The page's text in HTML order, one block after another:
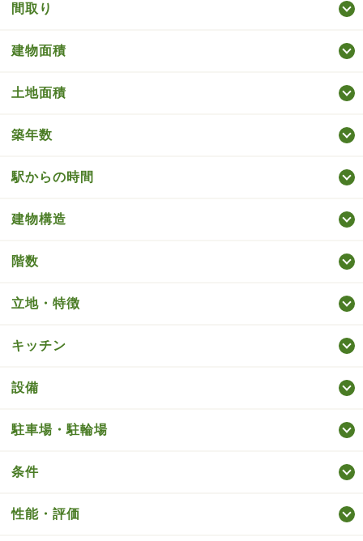
間取り
建物面積
土地面積
築年数
駅からの時間
建物構造
階数
立地・特徴
キッチン
設備
駐車場・駐輪場
条件
性能・評価